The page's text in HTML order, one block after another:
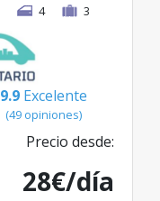
4 3
9.9 Excelente
(49 opiniones)
Precio desde:
28€/día